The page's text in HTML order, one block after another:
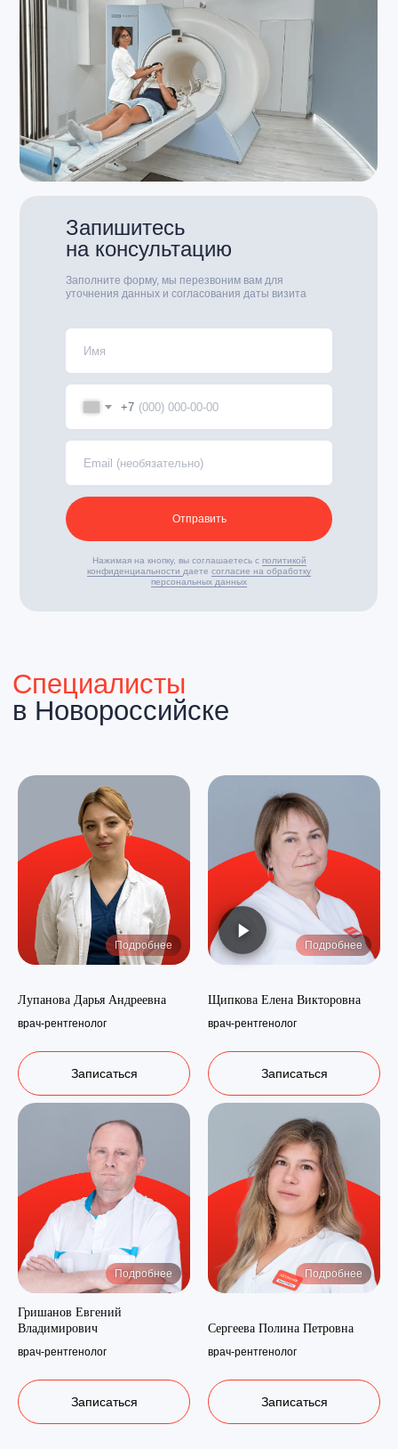
Нажимая на кнопку, вы соглашаетесь с политикой
конфиденциальности даете согласие на обработку
персональных данных
Заполните форму, мы перезвоним вам для
уточнения данных и согласования даты визита
Запишитесь
на консультацию
+7
Отправить
Подробнее
Лупанова Дарья Андреевна
врач-рентгенолог
Записаться
Подробнее
Щипкова Елена Викторовна
врач-рентгенолог
Записаться
Подробнее
Гришанов Евгений
Владимирович
врач-рентгенолог
Записаться
Подробнее
Сергеева Полина Петровна
врач-рентгенолог
Записаться
, собственная
диагностическая база —
помогаем взрослым и детям,
от профилактики до терапии